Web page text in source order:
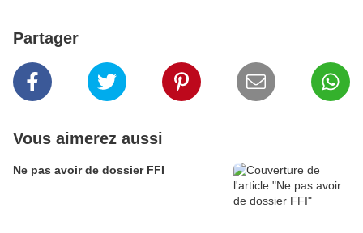
Partager
Vous aimerez aussi
Ne pas avoir de dossier FFI